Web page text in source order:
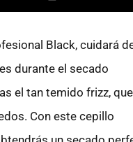
Black, cuidará
durante el secado
el tan temido frizz, que
Con este cepillo